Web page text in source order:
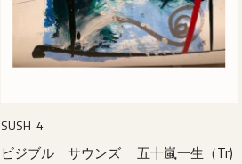
SUSH-4
ビジブル サウンズ 五十嵐一生（Tr)